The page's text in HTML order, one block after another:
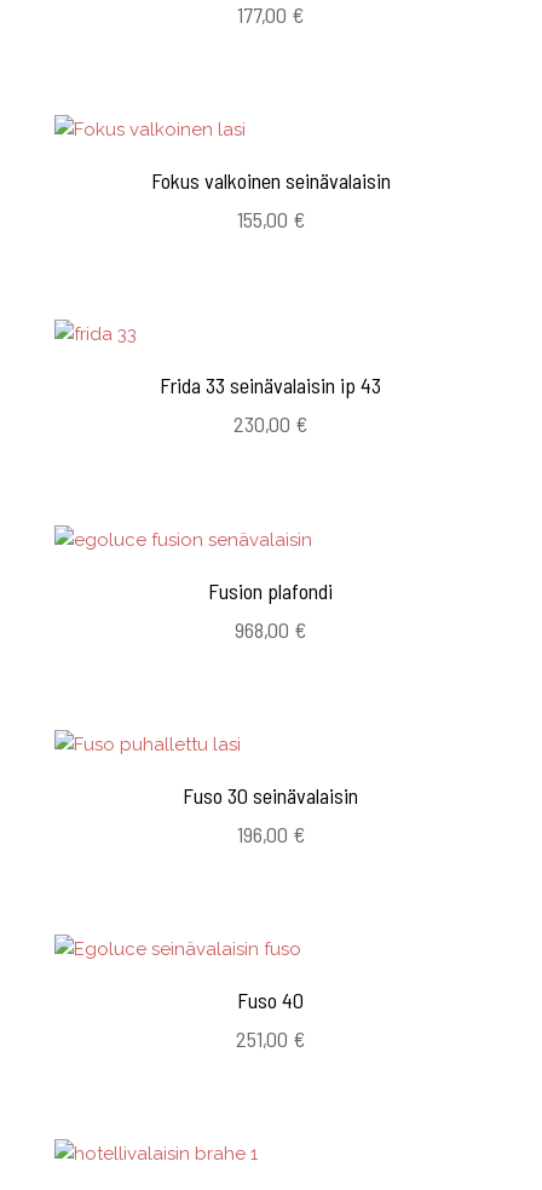
177,00 €
Fokus valkoinen seinävalaisin
155,00 €
Frida 33 seinävalaisin ip 43
230,00 €
Fusion plafondi
968,00 €
Fuso 30 seinävalaisin
196,00 €
Fuso 40
251,00 €